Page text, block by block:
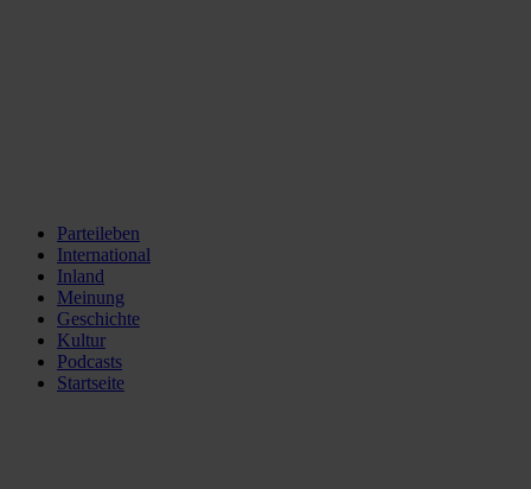
Parteileben
International
Inland
Meinung
Geschichte
Kultur
Podcasts
Startseite